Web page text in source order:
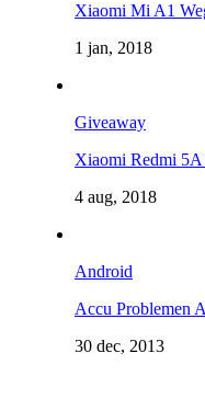
Xiaomi Mi A1
1 jan, 2018
Giveaway
Xiaomi Redmi
4 aug, 2018
Android
Accu Problemen
30 dec, 2013